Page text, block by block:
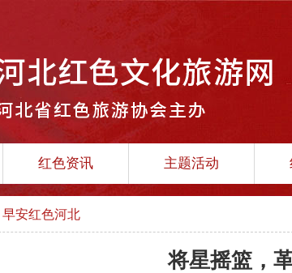
红色资讯 主题活动
早安红色河北
将星摇篮，